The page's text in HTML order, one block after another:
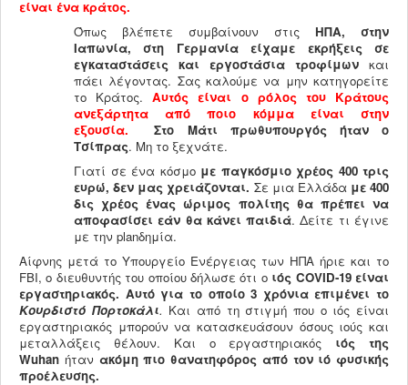
είναι ένα κράτος.
Όπως βλέπετε συμβαίνουν στις ΗΠΑ, στην
Ιαπωνία, στη Γερμανία είχαμε εκρήξεις σε
εγκαταστάσεις και εργοστάσια τροφίμων και
πάει λέγοντας. Σας καλούμε να μην κατηγορείτε
το Κράτος.Αυτός είναι ο ρόλος του Κράτους
ανεξάρτητα από ποιο κόμμα είναι στην
εξουσία.
Στο Μάτι πρωθυπουργός ήταν ο
Τσίπρας. Μη το ξεχνάτε.
Γιατί σε ένα κόσμο με παγκόσμιο χρέος 400 τρις
ευρώ, δεν μας χρειάζονται. Σε μια Ελλάδα με 400
δις χρέος ένας ώριμος πολίτης θα πρέπει να
αποφασίσει εάν θα κάνει παιδιά. Δείτε τι έγινε
με την planδημία.
Αίφνης μετά το Υπουργείο Ενέργειας των ΗΠΑ ήριε και το
FBI, ο διευθυντής του οποίου δήλωσε ότι ο ιός COVID-19 είναι
εργαστηριακός. Αυτό για το οποίο 3 χρόνια επιμένει το
Κουρδιστό Πορτοκάλι. Και από τη στιγμή που ο ιός είναι
εργαστηριακός μπορούν να κατασκευάσουν όσους ιούς και
μεταλλάξεις θέλουν. Και ο εργαστηριακός ιός της
Wuhan ήταν ακόμη πιο θανατηφόρος από τον ιό φυσικής
προέλευσης.